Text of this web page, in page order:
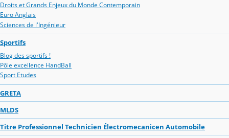
Droits et Grands Enjeux du Monde Contemporain
Euro Anglais
Sciences de l'Ingénieur
Sportifs
Blog des sportifs !
Pôle excellence HandBall
Sport Etudes
GRETA
MLDS
Titre Professionnel Technicien Électromecanicen Automobile